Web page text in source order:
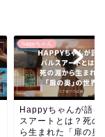
happyちゃん
Happyちゃんが語る
スアートとは？死の
ら生まれた「扉の奥